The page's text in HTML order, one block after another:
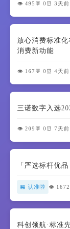
👁️ 495 💬 0 ⏰ 3天前
放心消费标准
消费新动能
👁️ 167 💬 0 ⏰ 4天前
三诺数字入选
👁️ 209 💬 0 ⏰ 7天前
「严选标杆优
🏪 认准啦 👁️ 1672
科创领航·标准